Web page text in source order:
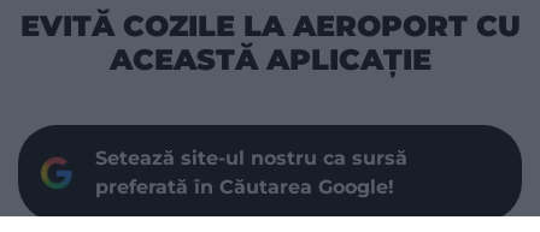
EVITĂ COZILE LA AEROPORT CU
ACEASTĂ APLICAȚIE
Setează site-ul nostru ca sursă
preferată în Căutarea Google!